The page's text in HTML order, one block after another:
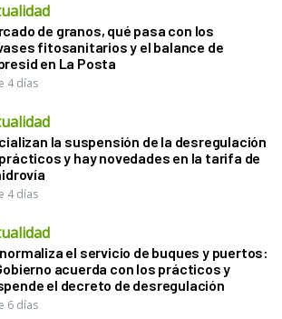
de granos, qué pasa con los
fitosanitarios y el balance de
en La Posta
4 días
la suspensión de la desregulación
y hay novedades en la tarifa de
4 días
el servicio de buques y puertos:
acuerda con los prácticos y
el decreto de desregulación
6 días